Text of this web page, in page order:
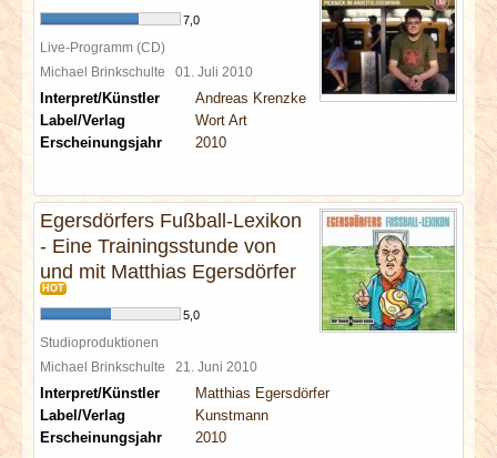
7,0
Live-Programm (CD)
Michael Brinkschulte 01. Juli 2010
Interpret/Künstler
Andreas Krenzke
Label/Verlag
Wort Art
Erscheinungsjahr
2010
Egersdörfers Fußball-Lexikon
- Eine Trainingsstunde von
und mit Matthias Egersdörfer
HOT
5,0
Studioproduktionen
Michael Brinkschulte 21. Juni 2010
Interpret/Künstler
Matthias Egersdörfer
Label/Verlag
Kunstmann
Erscheinungsjahr
2010